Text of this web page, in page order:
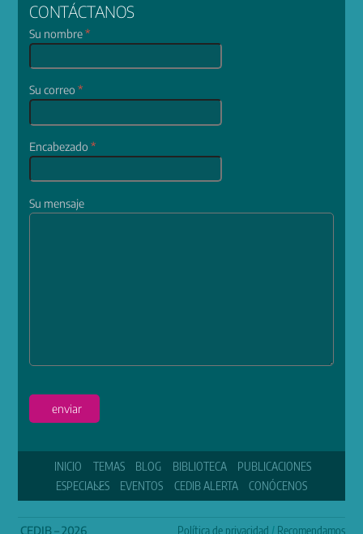
CONTÁCTANOS
Su nombre*
Su correo*
Encabezado*
Su mensaje
enviar
INICIO TEMAS BLOG BIBLIOTECA
PUBLICACIONES
ESPECIALES
EVENTOS CEDIB ALERTA CONÓCENOS
CEDIB – 2026 Política de privacidad / Recomendamos